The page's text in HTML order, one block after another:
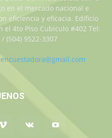
en el mercado nacional e
eficiencia y eficacia. Edificio
el 4to Piso Cubiculo #402 Tel:
(504) 9522-3307